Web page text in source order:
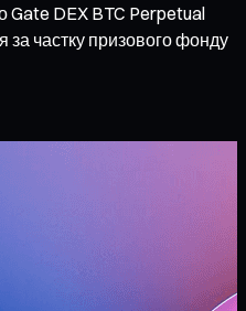
Gate DEX BTC Perpetual
за частку призового фонду